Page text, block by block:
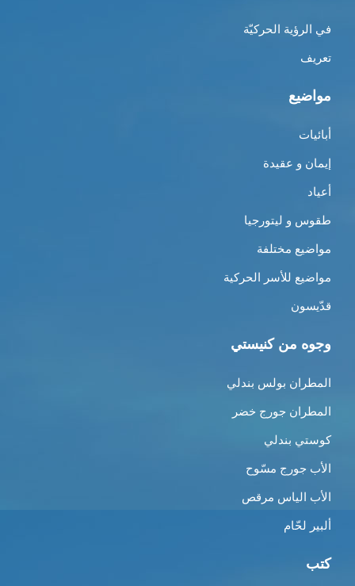
في الرؤية الحركيّة
تعريف
مواضيع
أبائيات
إيمان و عقيدة
أعياد
طقوس و ليتورجيا
مواضيع مختلفة
مواضيع للأسر الحركية
قدّيسون
وجوه من كنيستي
المطران بولس بندلي
المطران جورج خضر
كوستي بندلي
الأب جورج مسّوح
الأب الياس مرقص
ألبير لحّام
كتب